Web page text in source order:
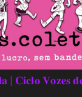
𝐂𝐢𝐜𝐥𝐨 𝐕𝐨𝐳𝐞𝐬